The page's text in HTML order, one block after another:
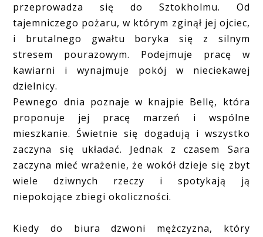
przeprowadza się do Sztokholmu. Od
tajemniczego pożaru, w którym zginął jej ojciec,
i brutalnego gwałtu boryka się z silnym
stresem pourazowym. Podejmuje pracę w
kawiarni i wynajmuje pokój w nieciekawej
dzielnicy.
Pewnego dnia poznaje w knajpie Bellę, która
proponuje jej pracę marzeń i wspólne
mieszkanie. Świetnie się dogadują i wszystko
zaczyna się układać. Jednak z czasem Sara
zaczyna mieć wrażenie, że wokół dzieje się zbyt
wiele dziwnych rzeczy i spotykają ją
niepokojące zbiegi okoliczności.
Kiedy do biura dzwoni mężczyzna, który